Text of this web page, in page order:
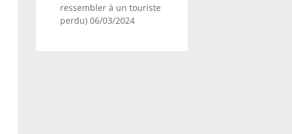
ressembler à un touriste
perdu) 06/03/2024